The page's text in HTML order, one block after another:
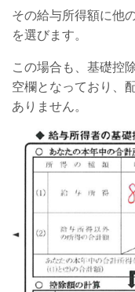
その給与所得額に他
を選びます。
この場合も、基礎控
空欄となっており、
ありません。